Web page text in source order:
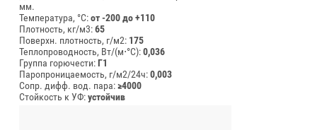
мм.
Температура, °C:от -200 до +110
Плотность, кг/м3:65
Поверхн. плотность, г/м2: 175
Теплопроводность, Вт/(м⋅°С):0,036
Группа горючести:Г1
Паропроницаемость, г/м2/24ч:0,003
Сопр. дифф. вод. пара:≥4000
Стойкость к УФ:устойчив